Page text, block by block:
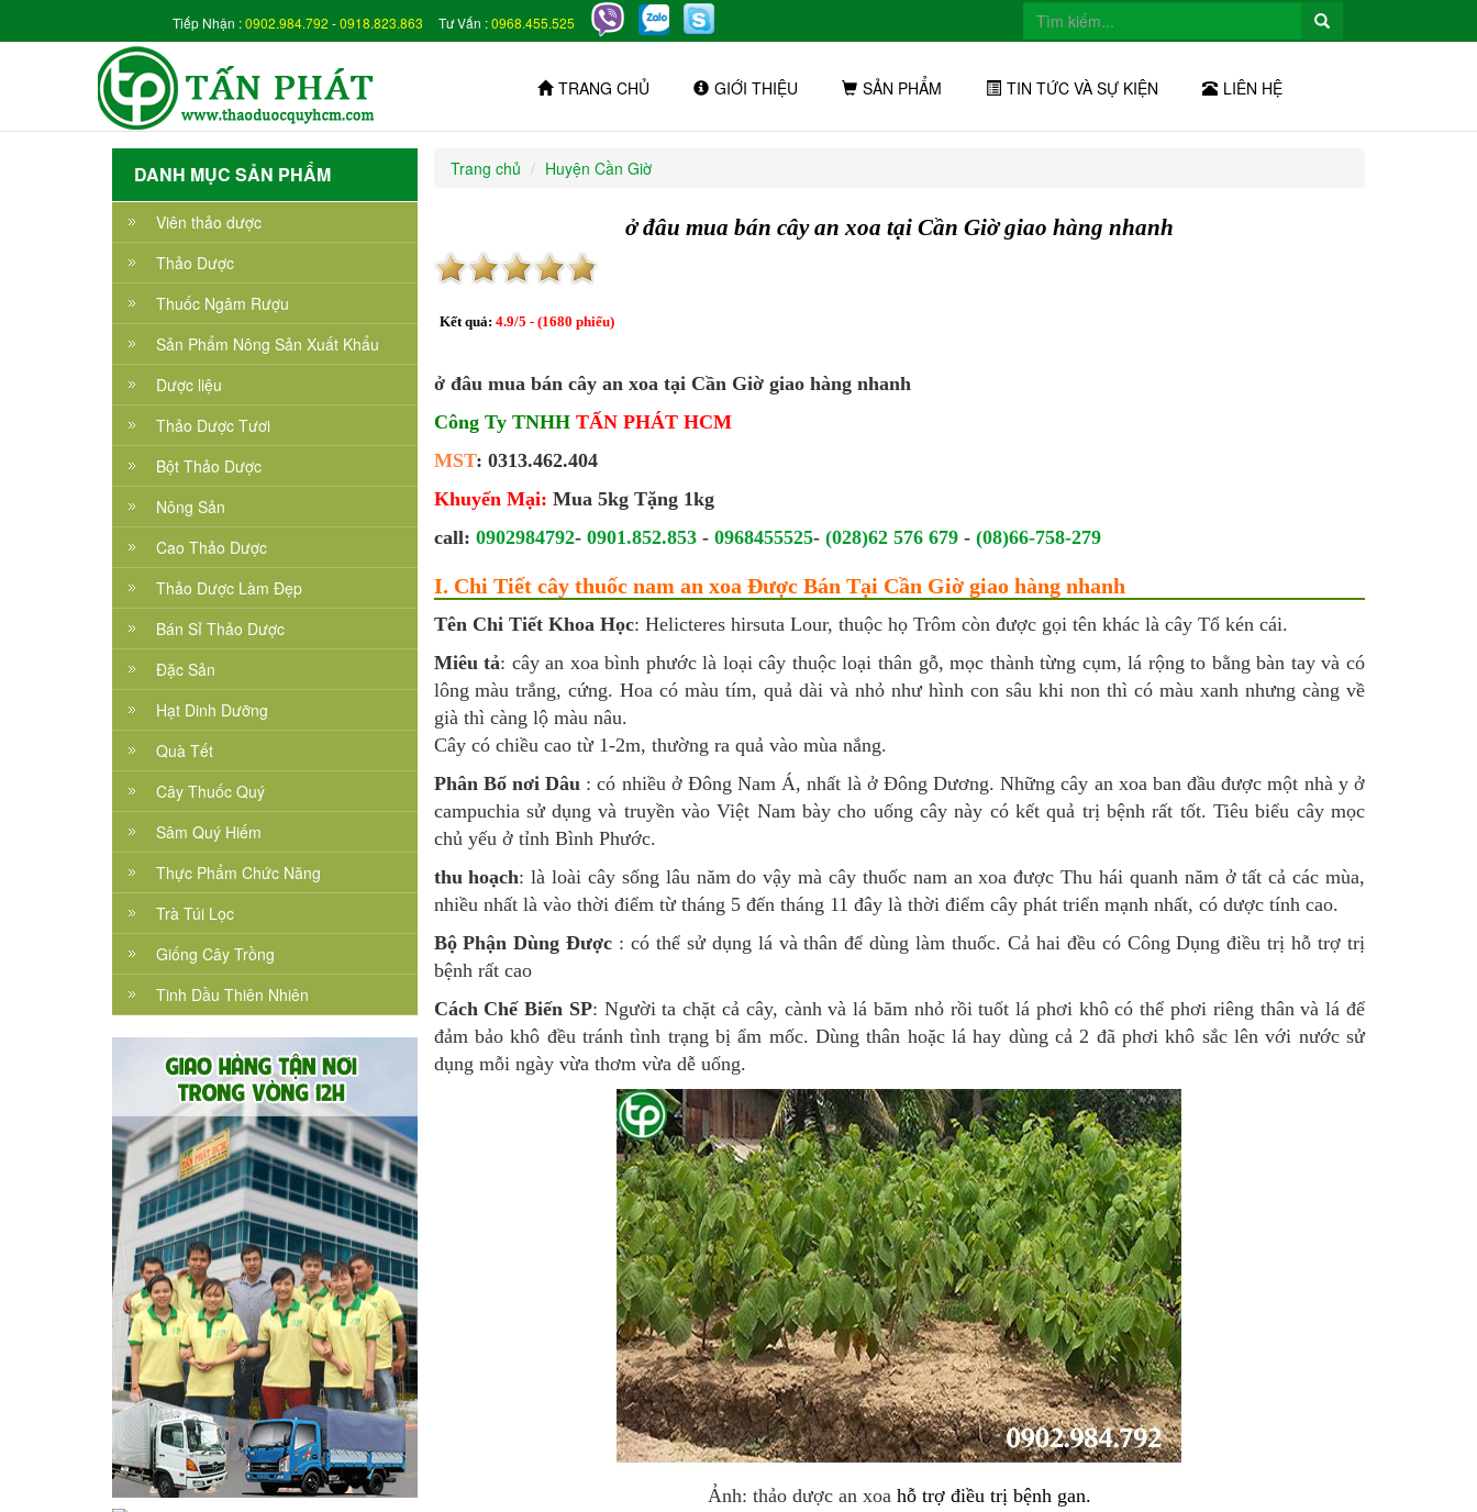
Tiếp Nhận :0902.984.792 -0918.823.863 Tư Vấn :0968.455.525
TRANG CHỦ GIỚI THIỆU SẢN PHẨM TIN TỨC VÀ SỰ KIỆN LIÊN HỆ
DANH MỤC SẢN PHẨM
Viên thảo dược
Thảo Dược
Thuốc Ngâm Rượu
Sản Phẩm Nông Sản Xuất Khẩu
Dược liệu
Thảo Dược Tươi
Bột Thảo Dược
Nông Sản
Cao Thảo Dược
Thảo Dược Làm Đẹp
Bán Sỉ Thảo Dược
Đặc Sản
Hạt Dinh Dưỡng
Quà Tết
Cây Thuốc Quý
Sâm Quý Hiếm
Thực Phẩm Chức Năng
Trà Túi Lọc
Giống Cây Trồng
Tinh Dầu Thiên Nhiên
Trang chủ Huyện Cần Giờ
ở đâu mua bán cây an xoa tại Cần Giờ giao hàng nhanh
Kết quả: 4.9/5 - (1680 phiếu)
ở đâu mua bán cây an xoa tại Cần Giờ giao hàng nhanh
Công Ty TNHH TẤN PHÁT HCM
MST: 0313.462.404
Khuyến Mại: Mua 5kg Tặng 1kg
call: 0902984792- 0901.852.853- 0968455525- (028)62 576 679- (08)66-758-279
I. Chi Tiết cây thuốc nam an xoa Được Bán Tại Cần Giờ giao hàng nhanh
Tên Chi Tiết Khoa Học: Helicteres hirsuta Lour, thuộc họ Trôm còn được gọi tên khác là cây Tổ kén cái.
Miêu tả: cây an xoa bình phước là loại cây thuộc loại thân gỗ, mọc thành từng cụm, lá rộng to bằng bàn tay và có
lông màu trắng, cứng. Hoa có màu tím, quả dài và nhỏ như hình con sâu khi non thì có màu xanh nhưng càng về
già thì càng lộ màu nâu.
Cây có chiều cao từ 1-2m, thường ra quả vào mùa nắng.
Phân Bổ nơi Dâu : có nhiều ở Đông Nam Á, nhất là ở Đông Dương. Những cây an xoa ban đầu được một nhà y ở
campuchia sử dụng và truyền vào Việt Nam bày cho uống cây này có kết quả trị bệnh rất tốt. Tiêu biểu cây mọc
chủ yếu ở tỉnh Bình Phước.
thu hoạch: là loài cây sống lâu năm do vậy mà cây thuốc nam an xoa được Thu hái quanh năm ở tất cả các mùa,
nhiều nhất là vào thời điểm từ tháng 5 đến tháng 11 đây là thời điểm cây phát triển mạnh nhất, có dược tính cao.
Bộ Phận Dùng Được : có thể sử dụng lá và thân để dùng làm thuốc. Cả hai đều có Công Dụng điều trị hỗ trợ trị
bệnh rất cao
Cách Chế Biến SP: Người ta chặt cả cây, cành và lá băm nhỏ rồi tuốt lá phơi khô có thể phơi riêng thân và lá để
đảm bảo khô đều tránh tình trạng bị ẩm mốc. Dùng thân hoặc lá hay dùng cả 2 đã phơi khô sắc lên với nước sử
dụng mỗi ngày vừa thơm vừa dễ uống.
Ảnh: thảo dược an xoahỗ trợ điều trị bệnh gan.